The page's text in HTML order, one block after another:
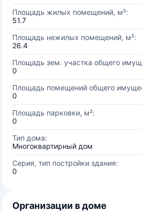
Площадь жилых помещений, м²:
51.7
Площадь нежилых помещений, м²:
26.4
Площадь зем. участка общего
0
Площадь помещений общего
0
Площадь парковки, м²:
0
Тип дома:
Многоквартирный дом
Серия, тип постройки здания:
0
Организации в доме